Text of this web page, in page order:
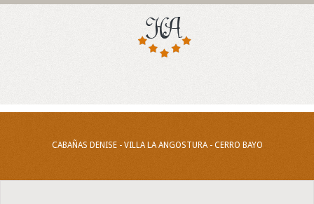
CABAÑAS DENISE - VILLA LA ANGOSTURA - CERRO BAYO